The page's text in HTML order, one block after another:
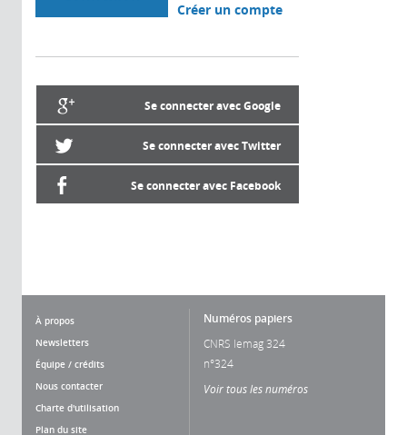
Créer un compte
Se connecter avec Google
Se connecter avec Twitter
Se connecter avec Facebook
À propos
Newsletters
Équipe / crédits
Nous contacter
Charte d'utilisation
Plan du site
Numéros papiers
CNRS lemag 324
n°324
Voir tous les numéros